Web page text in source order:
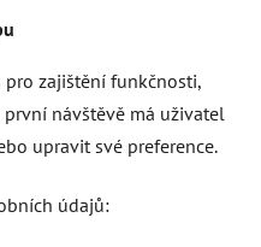
pro zajištění funkčnosti,
návštěvě má uživatel
upravit své preference.
údajů: